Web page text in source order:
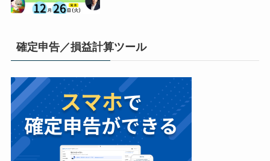
確定申告／損益計算ツール